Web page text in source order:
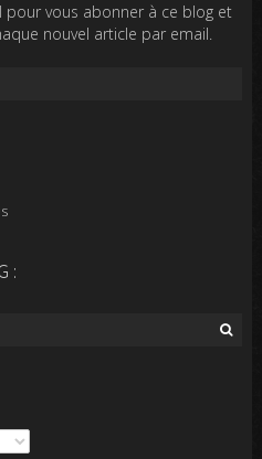
pour vous abonner à ce blog et
nouvel article par email.
: